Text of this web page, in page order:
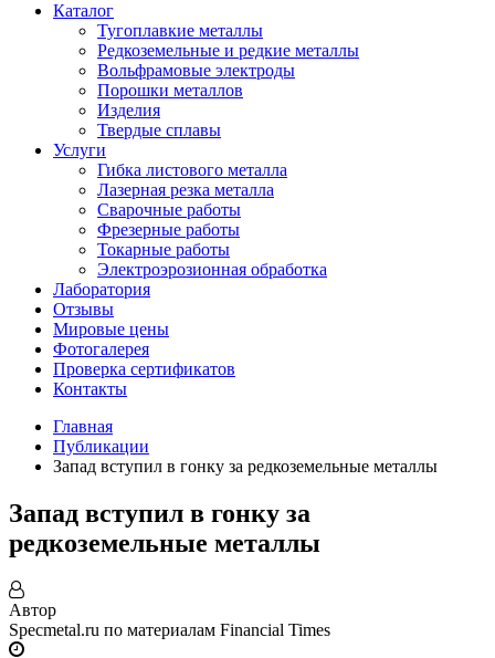
Каталог
Тугоплавкие металлы
Редкоземельные и редкие металлы
Вольфрамовые электроды
Порошки металлов
Изделия
Твердые сплавы
Услуги
Гибка листового металла
Лазерная резка металла
Сварочные работы
Фрезерные работы
Токарные работы
Электроэрозионная обработка
Лаборатория
Отзывы
Мировые цены
Фотогалерея
Проверка сертификатов
Контакты
Главная
Публикации
Запад вступил в гонку за редкоземельные металлы
Запад вступил в гонку за
редкоземельные металлы
Автор
Specmetal.ru по материалам Financial Times